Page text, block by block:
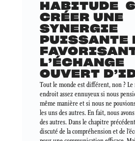
HABITUDE
CRÉER UNE
SYNERGIE
PUISSANTE
L’ÉCHANGE
OUVERT
Tout le monde est différent, non ?
endroit assez ennuyeux si nous
même manière et si nous ne
les uns des autres. En fait, nous
des autres. Dans le chapitre
discuté de la compréhension et de